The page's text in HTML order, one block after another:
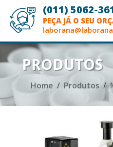
(011) 5062-
PEÇA JÁ O SEU
PRODUTOS
Home Produtos